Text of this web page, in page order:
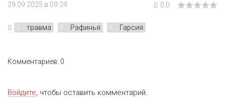
29.09.2025 в 09:24 0.0
травма Рафинья Гарсия
Комментариев: 0
Войдите, чтобы оставить комментарий.